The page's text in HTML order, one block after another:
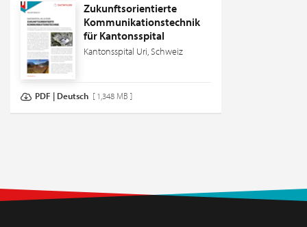
Zukunftsorientierte
Kommunikationstechnik
für Kantonsspital
Kantonsspital Uri, Schweiz
PDF | Deutsch [ 1,348 MB ]